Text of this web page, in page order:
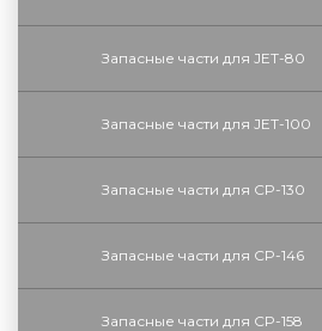
Запасные части для JET-80
Запасные части для JET-100
Запасные части для CP-130
Запасные части для CP-146
Запасные части для CP-158